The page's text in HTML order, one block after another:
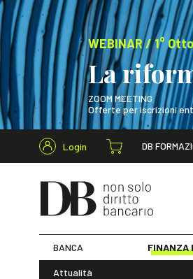
WEBINAR / 1°
La
ZOOM MEETING
Offerte per iscrizioni
Login DB
BANCA FINANZA
Attualità